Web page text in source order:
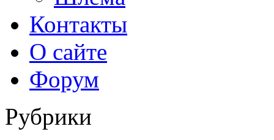
Контакты
О сайте
Форум
Рубрики